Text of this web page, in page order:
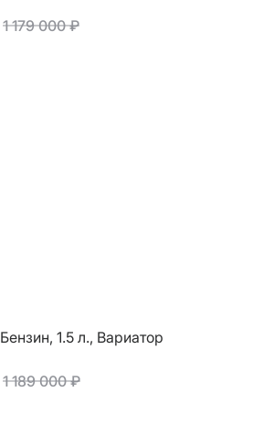
1 179 000 ₽
Бензин, 1.5 л., Вариатор
1 189 000 ₽